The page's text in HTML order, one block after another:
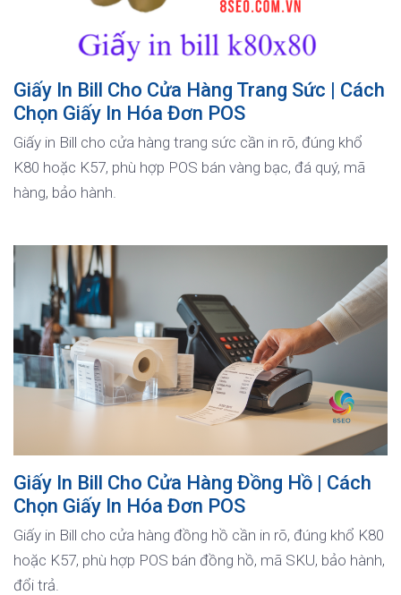
Giấy In Bill Cho Cửa Hàng Trang Sức | Cách
Chọn Giấy In Hóa Đơn POS
Giấy in Bill cho cửa hàng trang sức cần in rõ, đúng khổ
K80 hoặc K57, phù hợp POS bán vàng bạc, đá quý, mã
hàng, bảo hành.
Giấy In Bill Cho Cửa Hàng Đồng Hồ | Cách
Chọn Giấy In Hóa Đơn POS
Giấy in Bill cho cửa hàng đồng hồ cần in rõ, đúng khổ K80
hoặc K57, phù hợp POS bán đồng hồ, mã SKU, bảo hành,
đổi trả.